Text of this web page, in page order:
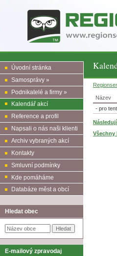
Úvodní stránka
Samosprávy »
Podnikatelé a firmy »
Kalendář akcí
Reference a profil
Napsali o nás naši klienti
Archiv vybraných akcí
Kontakty
Smluvní podmínky
Kde pomáháme
Databáze měst a obcí
Hledat obec
E-mailový zpravodaj
Název
- pro
Všechny